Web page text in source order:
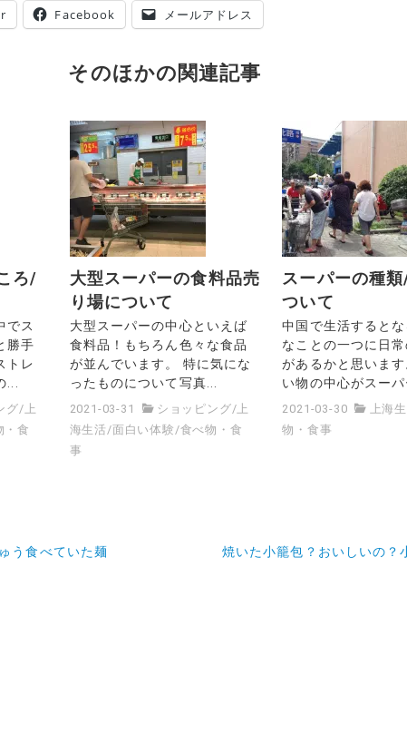
Facebook メールアドレス
そのほかの関連記事
ろ/
でス
勝手
トレ
グ/ 上
・食
大型スーパーの食料品売
り場について
大型スーパーの中心といえば
食料品！もちろん色々な食品
が並んでいます。 特に気にな
ったものについて写真...
2021-03-31 ショッピング/ 上
海生活/面白い体験/食べ物・食
事
スーパーの種
ついて
中国で生活すると
なことの一つに日
があるかと思いま
い物の中心がスーパ
2021-03-30 上海
物・食事
う食べていた麺 焼いた小籠包？おいしいの？